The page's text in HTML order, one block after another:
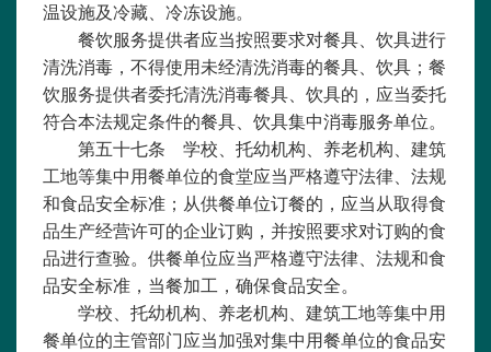
温设施及冷藏、冷冻设施。
餐饮服务提供者应当按照要求对餐具、饮具进行
清洗消毒，不得使用未经清洗消毒的餐具、饮具；餐
饮服务提供者委托清洗消毒餐具、饮具的，应当委托
符合本法规定条件的餐具、饮具集中消毒服务单位。
第五十七条 学校、托幼机构、养老机构、建筑
工地等集中用餐单位的食堂应当严格遵守法律、法规
和食品安全标准；从供餐单位订餐的，应当从取得食
品生产经营许可的企业订购，并按照要求对订购的食
品进行查验。供餐单位应当严格遵守法律、法规和食
品安全标准，当餐加工，确保食品安全。
学校、托幼机构、养老机构、建筑工地等集中用
餐单位的主管部门应当加强对集中用餐单位的食品安